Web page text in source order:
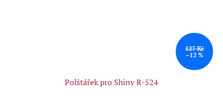
127 Kč
–12 %
Polštářek pro Shiny R-524